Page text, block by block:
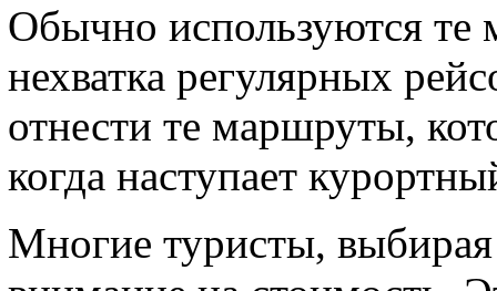
Обычно используются те
нехватка регулярных
отнести те маршруты,
когда наступает
Многие туристы,